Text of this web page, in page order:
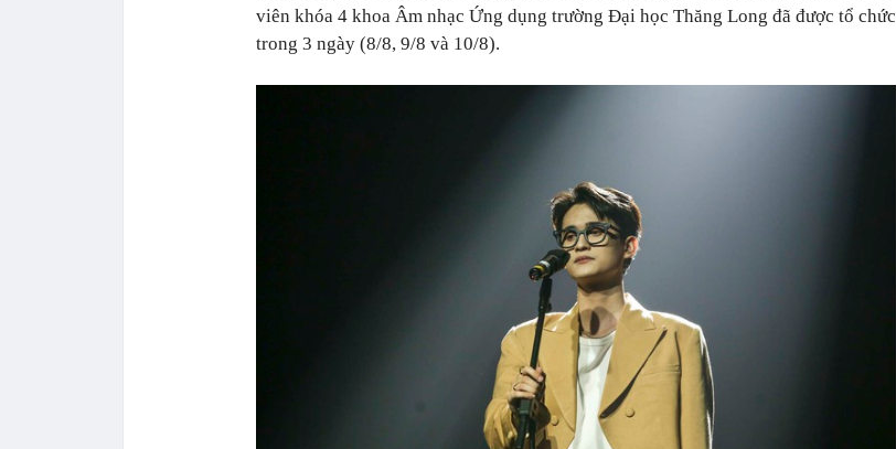
viên khóa 4 khoa Âm nhạc Ứng dụng trường Đại học Thăng Long đã được tổ chức
trong 3 ngày (8/8, 9/8 và 10/8).